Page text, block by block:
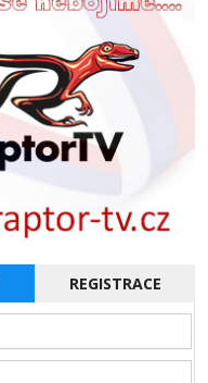
REGISTRACE